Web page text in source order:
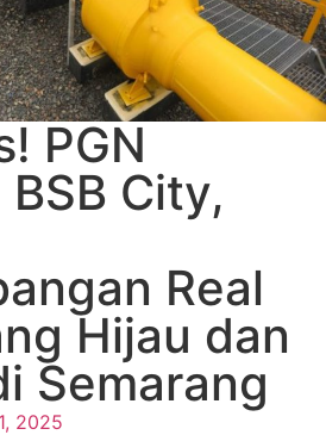
PGN
City,
Real
Hijau dan
Semarang
2025